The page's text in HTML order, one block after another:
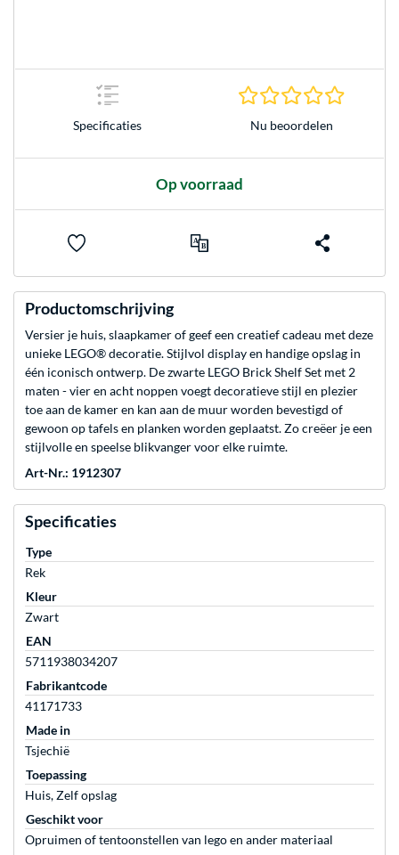
Specificaties Nu beoordelen
Op voorraad
Productomschrijving
Versier je huis, slaapkamer of geef een creatief cadeau met deze
unieke LEGO® decoratie. Stijlvol display en handige opslag in
één iconisch ontwerp. De zwarte LEGO Brick Shelf Set met 2
maten - vier en acht noppen voegt decoratieve stijl en plezier
toe aan de kamer en kan aan de muur worden bevestigd of
gewoon op tafels en planken worden geplaatst. Zo creëer je een
stijlvolle en speelse blikvanger voor elke ruimte.
Art-Nr.: 1912307
Specificaties
Type
Rek
Kleur
Zwart
EAN
5711938034207
Fabrikantcode
41171733
Made in
Tsjechië
Toepassing
Huis, Zelf opslag
Geschikt voor
Opruimen of tentoonstellen van lego en ander materiaal